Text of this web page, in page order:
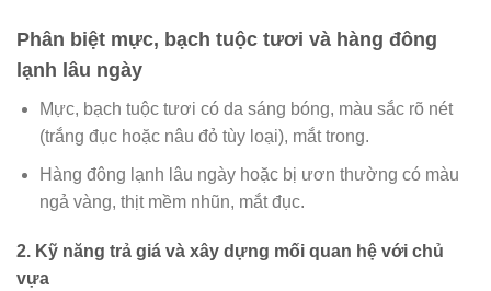
Phân biệt mực, bạch tuộc tươi và hàng đông
lạnh lâu ngày
Mực, bạch tuộc tươi có da sáng bóng, màu sắc rõ nét
(trắng đục hoặc nâu đỏ tùy loại), mắt trong.
Hàng đông lạnh lâu ngày hoặc bị ươn thường có màu
ngả vàng, thịt mềm nhũn, mắt đục.
2. Kỹ năng trả giá và xây dựng mối quan hệ với chủ
vựa